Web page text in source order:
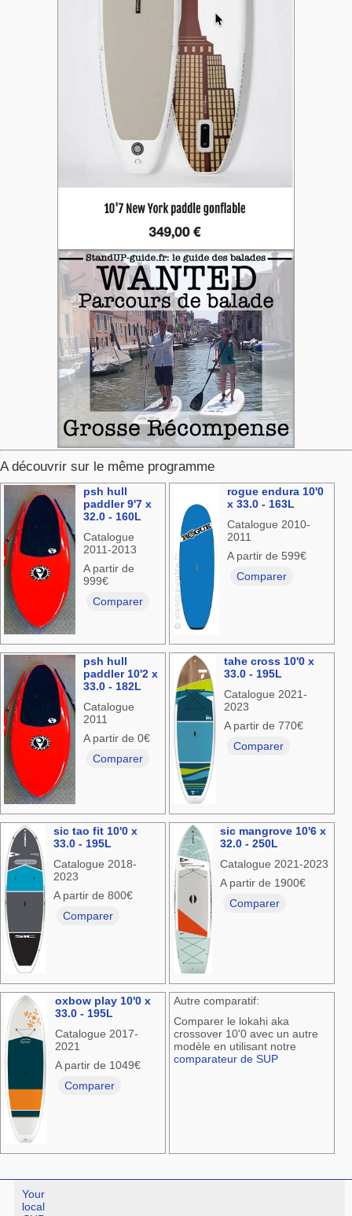
A découvrir sur le même programme
psh hull
paddler 9'7 x
32.0 - 160L
Catalogue
2011-2013
A partir de
999€
Comparer
rogue endura 10'0
x 33.0 - 163L
Catalogue 2010-
2011
A partir de 599€
Comparer
psh hull
paddler 10'2 x
33.0 - 182L
Catalogue
2011
A partir de 0€
Comparer
tahe cross 10'0 x
33.0 - 195L
Catalogue 2021-
2023
A partir de 770€
Comparer
sic tao fit 10'0 x
33.0 - 195L
Catalogue 2018-
2023
A partir de 800€
Comparer
sic mangrove 10'6 x
32.0 - 250L
Catalogue 2021-2023
A partir de 1900€
Comparer
oxbow play 10'0 x
33.0 - 195L
Catalogue 2017-
2021
A partir de 1049€
Comparer
Autre comparatif:
Comparer le lokahi aka
crossover 10'0 avec un autre
modèle en utilisant notre
comparateur de SUP
Your
local